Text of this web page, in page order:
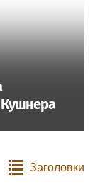
Заголовки